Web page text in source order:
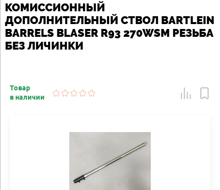
КОМИССИОННЫЙ
ДОПОЛНИТЕЛЬНЫЙ СТВОЛ BARTLEIN
BARRELS BLASER R93 270WSM РЕЗЬБА
БЕЗ ЛИЧИНКИ
Товар
в наличии